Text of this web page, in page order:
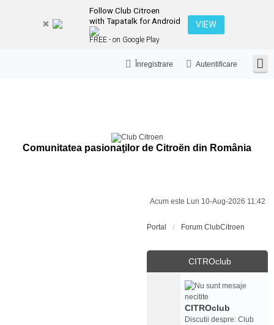
Follow Club Citroen
with Tapatalk for Android
FREE - on Google Play
VIEW
Autentificare
Înregistrare
Comunitatea pasionaţilor de Citroën din România
Acum este Lun 10-Aug-2026 11:42
Portal Forum ClubCitroen
CITROclub
CITROclub
Discutii despre: Club